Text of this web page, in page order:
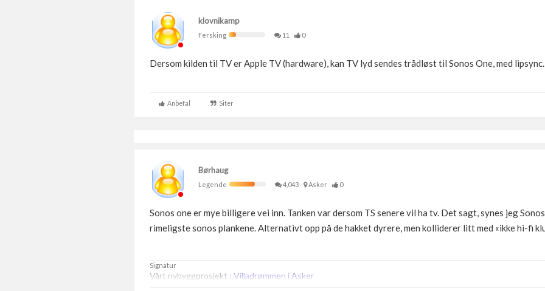
klovnikamp
Fersking
11 0
Dersom kilden til TV er Apple TV (hardware), kan TV lyd sendes trådløst til Sonos One, med lipsync.
Anbefal Siter
Børhaug
Legende
4,043 Asker 0
Sonos one er mye billigere vei inn. Tanken var dersom TS senere vil ha tv. Det sagt, synes jeg
rimeligste sonos plankene. Alternativt opp på de hakket dyrere, men kolliderer litt med «ikke hi-fi
Signatur
Vårt nybyggprosjekt : Villadrømmen i Asker